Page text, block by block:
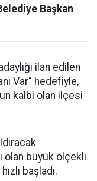
Başkan
ilan edilen
Var" hedefiyle,
kalbi olan ilçesi
olan büyük ölçekli
başladı.